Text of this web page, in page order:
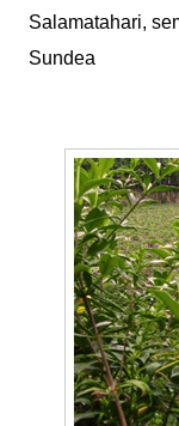
Salamatahari,
Sundea